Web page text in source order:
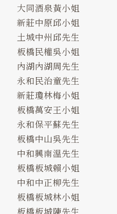
大同酒泉黃小姐
新莊中原邱小姐
土城中州邱先生
板橋民權吳小姐
內湖內湖周先生
永和民治童先生
新莊瓊林梅小姐
板橋萬安王小姐
永和保平蘇先生
板橋中山吳先生
中和興南溫先生
板橋板城賴小姐
中和中正柳先生
板橋板城林小姐
板橋板城陳先生